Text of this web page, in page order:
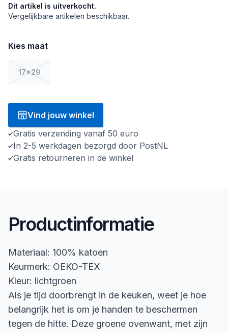
Dit artikel is uitverkocht.
Vergelijkbare artikelen beschikbaar.
Kies maat
17x29
Vind jouw winkel
Gratis verzending vanaf 50 euro
In 2-5 werkdagen bezorgd door PostNL
Gratis retourneren in de winkel
Productinformatie
Materiaal: 100% katoen
Keurmerk: OEKO-TEX
Kleur: lichtgroen
Als je tijd doorbrengt in de keuken, weet je hoe
belangrijk het is om je handen te beschermen
tegen de hitte. Deze groene ovenwant, met zijn